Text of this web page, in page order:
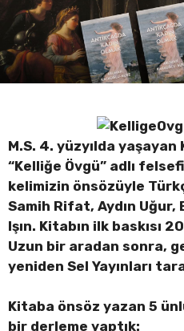
M.S. 4. yüzyılda yaşayan
“Kelliğe Övgü” adlı
kelimizin önsözüyle
Samih Rifat, Aydın Uğur,
Işın. Kitabın ilk baskısı
Uzun bir aradan sonra,
yeniden Sel Yayınları
Kitaba önsöz yazan 5
bir derleme yaptık: